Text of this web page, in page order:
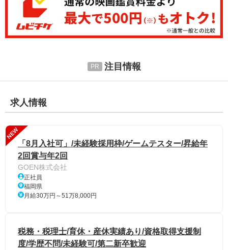
注目情報
求人情報
NEW
「8月入社可」/未経験採用枠/ゲームテスター/昇給年
2回賞与年2回
GOEN株式会社
正社員
福岡県
月給30万円～51万8,000円
税務・税理士/育休・産休実績あり/資格取得支援制
度/学歴不問/未経験可/第二新卒歓迎